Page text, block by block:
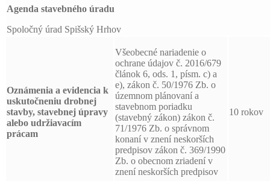
Agenda stavebného úradu
Spoločný úrad Spišský Hrhov
Oznámenia a evidencia k
uskutočneniu drobnej
stavby, stavebnej úpravy
alebo udržiavacím
prácam
Všeobecné nariadenie o
ochrane údajov č. 2016/679
článok 6, ods. 1, písm. c) a
e), zákon č. 50/1976 Zb. o
územnom plánovaní a
stavebnom poriadku
(stavebný zákon) zákon č.
71/1976 Zb. o správnom
konaní v znení neskorších
predpisov zákon č. 369/1990
Zb. o obecnom zriadení v
znení neskorších predpisov
10 rokov